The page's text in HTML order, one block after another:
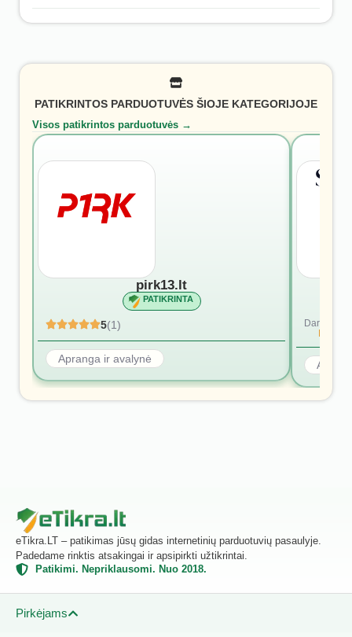
PATIKRINTOS PARDUOTUVĖS ŠIOJE KATEGORIJOJE
Visos patikrintos parduotuvės →
pirk13.lt
PATIKRINTA
5(1)
Apranga ir avalynė
Dar nėra
eTikra.LT – patikimas jūsų gidas internetinių parduotuvių pasaulyje.
Padedame rinktis atsakingai ir apsipirkti užtikrintai.
Patikimi. Nepriklausomi. Nuo 2018.
Pirkėjams